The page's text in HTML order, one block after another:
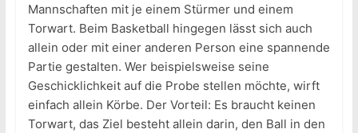
Mannschaften mit je einem Stürmer und einem
Torwart. Beim Basketball hingegen lässt sich auch
allein oder mit einer anderen Person eine spannende
Partie gestalten. Wer beispielsweise seine
Geschicklichkeit auf die Probe stellen möchte, wirft
einfach allein Körbe. Der Vorteil: Es braucht keinen
Torwart, das Ziel besteht allein darin, den Ball in den